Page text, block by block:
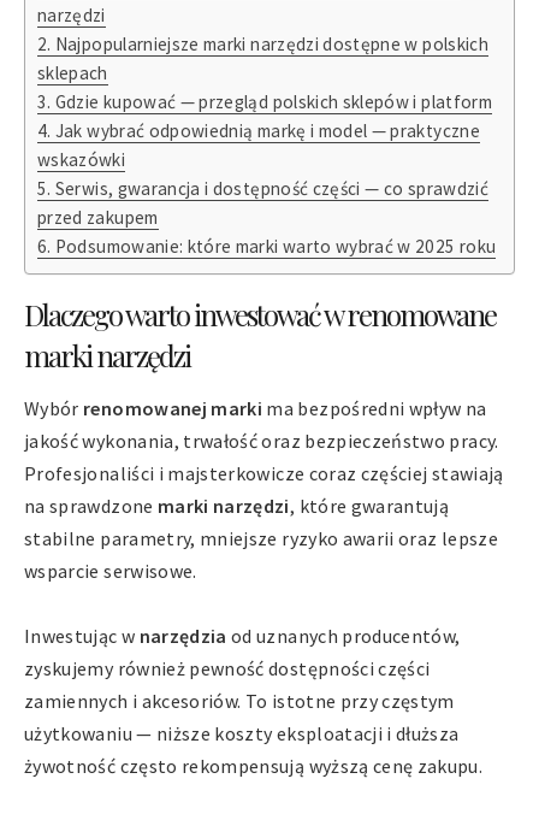
narzędzi
Najpopularniejsze marki narzędzi dostępne w polskich
sklepach
Gdzie kupować — przegląd polskich sklepów i platform
Jak wybrać odpowiednią markę i model — praktyczne
wskazówki
Serwis, gwarancja i dostępność części — co sprawdzić
przed zakupem
Podsumowanie: które marki warto wybrać w 2025 roku
Dlaczego warto inwestować w renomowane
marki narzędzi
Wybór renomowanej marki ma bezpośredni wpływ na
jakość wykonania, trwałość oraz bezpieczeństwo pracy.
Profesjonaliści i majsterkowicze coraz częściej stawiają
na sprawdzone marki narzędzi, które gwarantują
stabilne parametry, mniejsze ryzyko awarii oraz lepsze
wsparcie serwisowe.
Inwestując w narzędzia od uznanych producentów,
zyskujemy również pewność dostępności części
zamiennych i akcesoriów. To istotne przy częstym
użytkowaniu — niższe koszty eksploatacji i dłuższa
żywotność często rekompensują wyższą cenę zakupu.